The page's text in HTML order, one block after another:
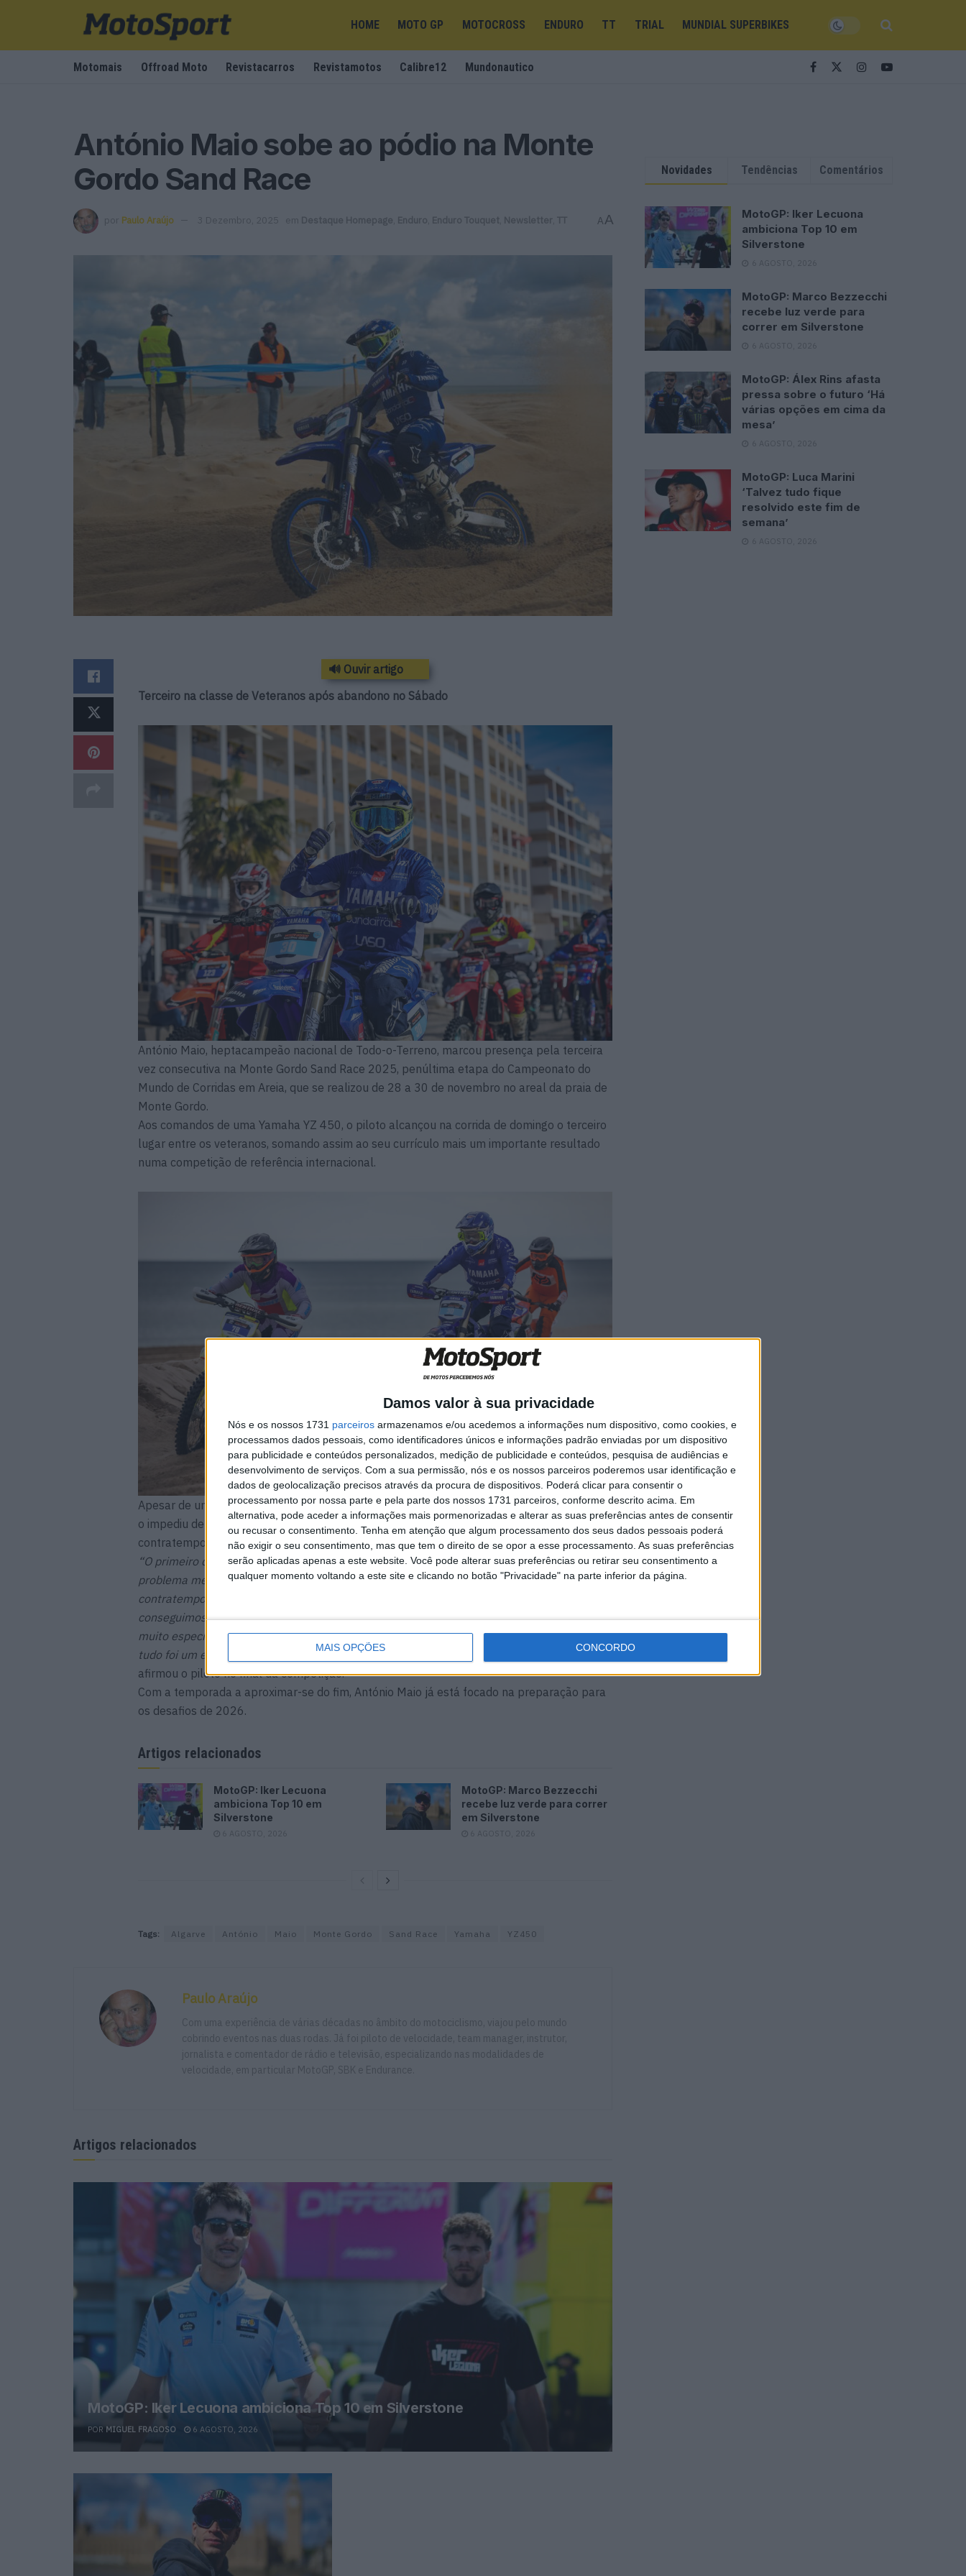
Damos valor à sua privacidade
Nós e os nossos 1731 parceiros armazenamos e/ou acedemos a informações num dispositivo, como cookies, e
processamos dados pessoais, como identificadores únicos e informações padrão enviadas por um dispositivo
para publicidade e conteúdos personalizados, medição de publicidade e conteúdos, pesquisa de audiências e
desenvolvimento de serviços. Com a sua permissão, nós e os nossos parceiros poderemos usar identificação e
dados de geolocalização precisos através da procura de dispositivos. Poderá clicar para consentir o
processamento por nossa parte e pela parte dos nossos 1731 parceiros, conforme descrito acima. Em
alternativa, pode aceder a informações mais pormenorizadas e alterar as suas preferências antes de consentir
ou recusar o consentimento. Tenha em atenção que algum processamento dos seus dados pessoais poderá
não exigir o seu consentimento, mas que tem o direito de se opor a esse processamento. As suas preferências
serão aplicadas apenas a este website. Você pode alterar suas preferências ou retirar seu consentimento a
qualquer momento voltando a este site e clicando no botão "Privacidade" na parte inferior da página.
MAIS OPÇÕES CONCORDO
HOME MOTO GP MOTOCROSS ENDURO TT TRIAL MUNDIAL SUPERBIKES
Motomais Offroad Moto Revistacarros Revistamotos Calibre12 Mundonautico
António Maio sobe ao pódio na Monte
Gordo Sand Race
por Paulo Araújo 3 Dezembro, 2025 em Destaque Homepage Enduro Enduro Touquet Newsletter TT AA
🔊 Ouvir artigo
Terceiro na classe de Veteranos após abandono no Sábado
António Maio, heptacampeão nacional de Todo-o-Terreno, marcou presença pela terceira
vez consecutiva na Monte Gordo Sand Race 2025, penúltima etapa do Campeonato do
Mundo de Corridas em Areia, que se realizou de 28 a 30 de novembro no areal da praia de
Monte Gordo.
Aos comandos de uma Yamaha YZ 450, o piloto alcançou na corrida de domingo o terceiro
lugar entre os veteranos, somando assim ao seu currículo mais um importante resultado
numa competição de referência internacional.
Apesar de um início de prova menos positivo, condicionado por um problema mecânico que
o impediu de concluir a corrida de sábado, António Maio conseguiu superar esse
contratempo e na corrida de domingo teve um excelente desempenho.
“O primeiro dia da Monte Gordo Sand Race não correu como gostaríamos devido a um
problema mecânico que nos impossibilitou de terminar a corrida. No entanto, apesar do
contratempo, partimos para a segunda corrida que se realizou no domingo e felizmente
conseguimos cumprir o nosso objetivo. Consegui imprimir um bom ritmo num terreno
muito específico e dei o meu melhor tendo em vista alcançar um bom resultado. Acima de
tudo foi um excelente treino para os novos desafios da próxima época que se avizinham”,
afirmou o piloto no final da competição.
Com a temporada a aproximar-se do fim, António Maio já está focado na preparação para
os desafios de 2026.
Artigos relacionados
MotoGP: Iker Lecuona
ambiciona Top 10 em
Silverstone
6 AGOSTO, 2026
MotoGP: Marco Bezzecchi
recebe luz verde para correr
em Silverstone
6 AGOSTO, 2026
Tags: Algarve António Maio Monte Gordo Sand Race Yamaha YZ450
Paulo Araújo
Com uma experiência de várias décadas no âmbito do motociclismo, viajou pelo mundo
cobrindo eventos nas duas rodas. Já foi piloto de velocidade, team manager, instrutor,
jornalista e comentador de rádio e televisão, especializando nas modalidades de
velocidade, em particular MotoGP, SBK e Endurance.
Artigos relacionados
MotoGP: Iker Lecuona ambiciona Top 10 em Silverstone
POR MIGUEL FRAGOSO 6 AGOSTO, 2026
Novidades Tendências Comentários
MotoGP: Iker Lecuona
ambiciona Top 10 em
Silverstone
6 AGOSTO, 2026
MotoGP: Marco Bezzecchi
recebe luz verde para
correr em Silverstone
6 AGOSTO, 2026
MotoGP: Álex Rins afasta
pressa sobre o futuro ‘Há
várias opções em cima da
mesa’
6 AGOSTO, 2026
MotoGP: Luca Marini
‘Talvez tudo fique
resolvido este fim de
semana’
6 AGOSTO, 2026